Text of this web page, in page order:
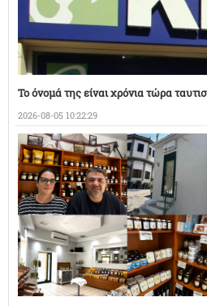
Το όνομά της είναι χρόνια τώρα
2026-08-05 10:22:29